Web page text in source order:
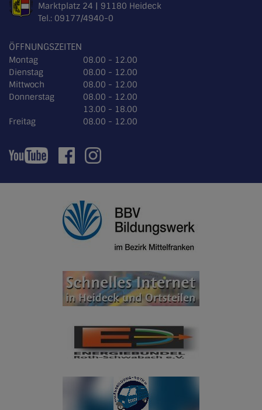
Marktplatz 24 | 91180 Heideck
Tel.: 09177/4940-0
ÖFFNUNGSZEITEN
Montag
08.00 - 12.00
Dienstag
08.00 - 12.00
Mittwoch
08.00 - 12.00
Donnerstag
08.00 - 12.00
13.00 - 18.00
Freitag
08.00 - 12.00